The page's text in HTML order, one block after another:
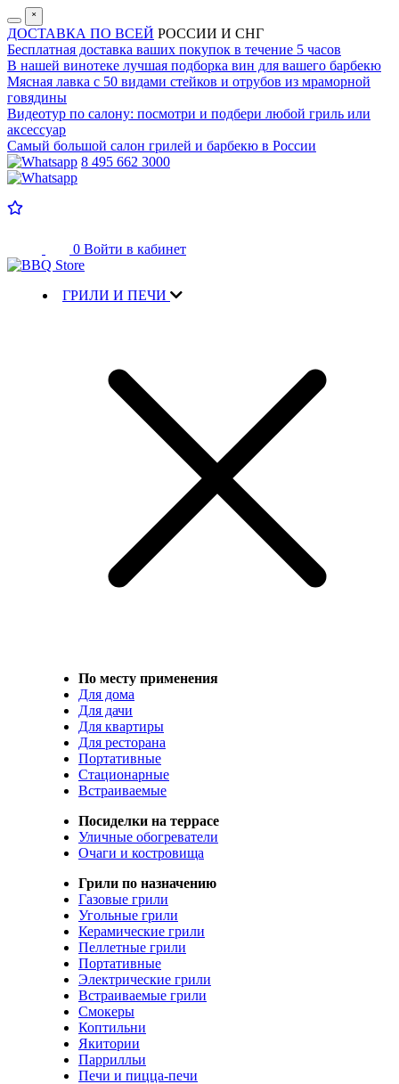
˟
ДОСТАВКА ПО ВСЕЙ РОССИИ И СНГ
Бесплатная доставка ваших покупок в течение 5 часов
В нашей винотеке лучшая подборка вин для вашего барбекю
Мясная лавка с 50 видами стейков и отрубов из мраморной
говядины
Видеотур по салону: посмотри и подбери любой гриль или
аксессуар
Самый большой салон грилей и барбекю в России
8 495 662 3000
0 Войти в кабинет
ГРИЛИ И ПЕЧИ
По месту применения
Для дома
Для дачи
Для квартиры
Для ресторана
Портативные
Стационарные
Встраиваемые
Посиделки на террасе
Уличные обогреватели
Очаги и костровища
Грили по назначению
Газовые грили
Угольные грили
Керамические грили
Пеллетные грили
Портативные
Электрические грили
Встраиваемые грили
Смокеры
Коптильни
Якитории
Паррилльи
Печи и пицца-печи